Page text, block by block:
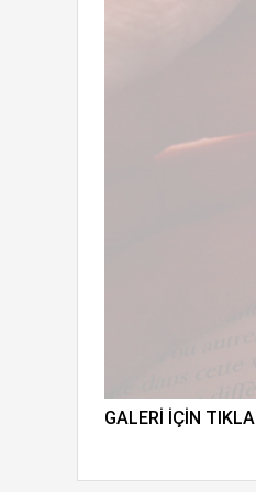
GALERI IÇIN TIKLA